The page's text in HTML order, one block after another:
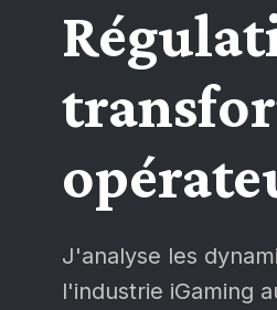
J'analyse les
l'industrie iGaming